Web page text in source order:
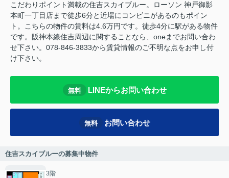
こだわりポイント満載の住吉スカイブルー。ローソン 神戸御影
本町一丁目店まで徒歩6分と近場にコンビニがあるのもポイン
ト。こちらの物件の賃料は4.6万円です。徒歩4分に駅がある物件
です。阪神本線住吉周辺に関することなら、oneまでお問い合わ
せ下さい。078-846-3833から賃貸情報のご不明な点をお申し付
け下さい。
無料 LINEからお問い合わせ
無料 お問い合わせ
住吉スカイブルーの募集中物件
3階